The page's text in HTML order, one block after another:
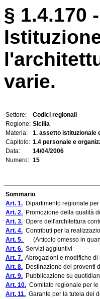
§ 1.4.170
varie.
Settore:
Codici regionali
Regione: Sicilia
Materia:
1. assetto istituzionale
Capitolo: 1.4 personale e
Data:
14/04/2006
Numero: 15
Sommario
Art. 1. Dipartimento regionale
Art. 2. Promozione della qualità
Art. 3. Opere dell'architettura
Art. 4. Contributi per la
Art. 5.
(Articolo omesso in
Art. 6. Servizi aggiuntivi
Art. 7. Abrogazioni e modifiche di
Art. 8. Destinazione dei proventi
Art. 9. Pubblicazione su
Art. 10. Comitato regionale per
Art. 11. Garante per la tutela dei